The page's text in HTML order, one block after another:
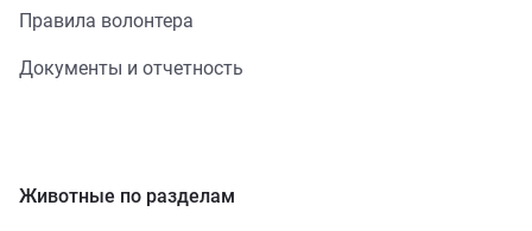
Правила волонтера
Документы и отчетность
Животные по разделам